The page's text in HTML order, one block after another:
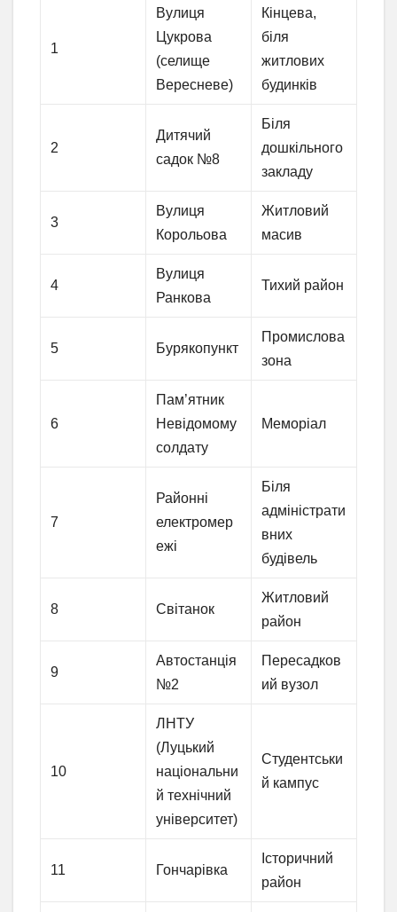
1
Вулиця
Цукрова
(селище
Вересневе)
Кінцева,
біля
житлових
будинків
2
Дитячий
садок №8
Біля
дошкільного
закладу
3
Вулиця
Корольова
Житловий
масив
4
Вулиця
Ранкова
Тихий район
5 Бурякопункт
Промислова
зона
6
Пам’ятник
Невідомому
солдату
Меморіал
7
Районні
електромер
ежі
Біля
адміністрати
вних
будівель
8 Світанок
Житловий
район
9
Автостанція
№2
Пересадков
ий вузол
10
ЛНТУ
(Луцький
національни
й технічний
університет)
Студентськи
й кампус
11 Гончарівка
Історичний
район